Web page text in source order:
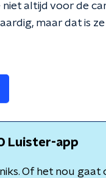
altijd voor de
maar dat is
Luister-app
Of het nou